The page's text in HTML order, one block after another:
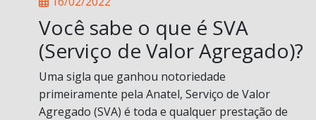
Você sabe o que é SVA
(Serviço de Valor Agregado)?
Uma sigla que ganhou notoriedade
primeiramente pela Anatel, Serviço de Valor
Agregado (SVA) é toda e qualquer prestação de